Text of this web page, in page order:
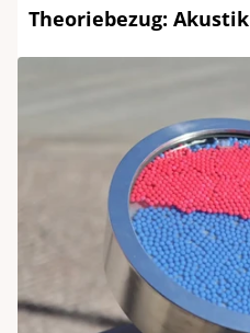
Theoriebezug: Akustik